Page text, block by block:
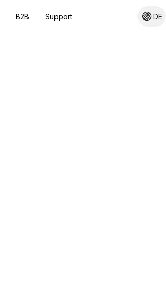
B2B Support DE